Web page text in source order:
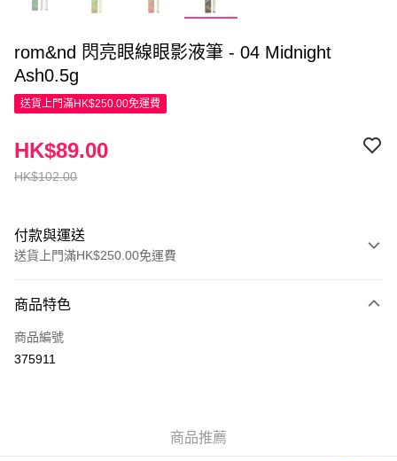
rom&nd 閃亮眼線眼影液筆 - 04 Midnight
Ash0.5g
送貨上門滿HK$250.00免運費
HK$102.00
HK$89.00
付款與運送
送貨上門滿HK$250.00免運費
信用卡
Apple Pay
商品特色
商品編號
375911
商品推薦